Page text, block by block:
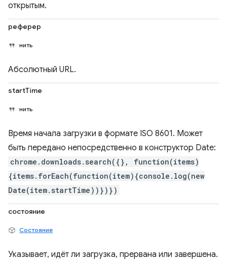
открытым.
реферер
нить
Абсолютный URL.
startTime
нить
Время начала загрузки в формате ISO 8601. Может
быть передано непосредственно в конструктор Date:
chrome.downloads.search({}, function(items)
{items.forEach(function(item){console.log(new
Date(item.startTime))})})
состояние
Состояние
Указывает, идёт ли загрузка, прервана или завершена.